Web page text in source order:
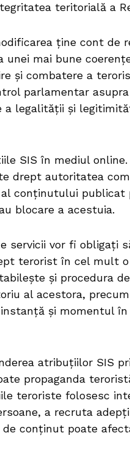
teritorială a
ține cont de
unei mai bune
și combatere a
parlamentar
a legalității și
SIS în mediul
drept autoritatea
conținutului publicat
blocare a acestuia.
servicii vor fi obligați
terorist în cel mult o
și procedura
al acestora,
și momentul în
atribuțiilor SIS
propaganda
teroriste folosesc
a recruta
conținut poate